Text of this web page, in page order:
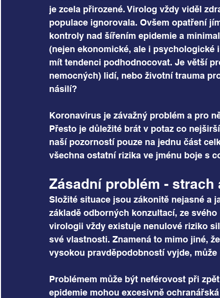
je zcela přirozené. Virolog vždy viděl
populace ignorovala. Ovšem opatření
kontroly nad šířením epidemie a
(nejen ekonomické, ale i
mít tendenci podhodnocovat. Je větší
nemocných) lidí, nebo životní trauma
násilí?
Koronavirus je závažný problém a pro
Přesto je důležité brát v potaz co
naší pozorností pouze na jednu část
všechna ostatní rizika ve jménu boje s
Zásadní problém - strach
Složité situace jsou zákonitě nejasné a
základě odborných konzultací, ze
virologii vždy existuje nenulové riziko
své vlastnosti. Znamená to mimo jiné,
vysokou pravděpodobností vyjde, může
Problémem může být neférovost při
epidemie mohou excesivně